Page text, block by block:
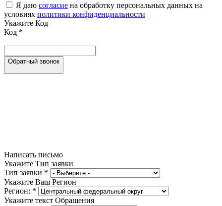
Я даю согласие на обработку персональных данных на
условиях политики конфиденциальности
Укажите Код
Код *
Обратный звонок
Написать письмо
Укажите Тип заявки
Тип заявки *
Укажите Ваш Регион
Регион: *
Укажите текст Обращения